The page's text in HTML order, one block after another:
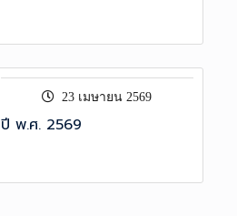
23 เมษายน 2569
ปี พ.ศ. 2569